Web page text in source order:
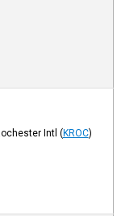
Intl (KROC)